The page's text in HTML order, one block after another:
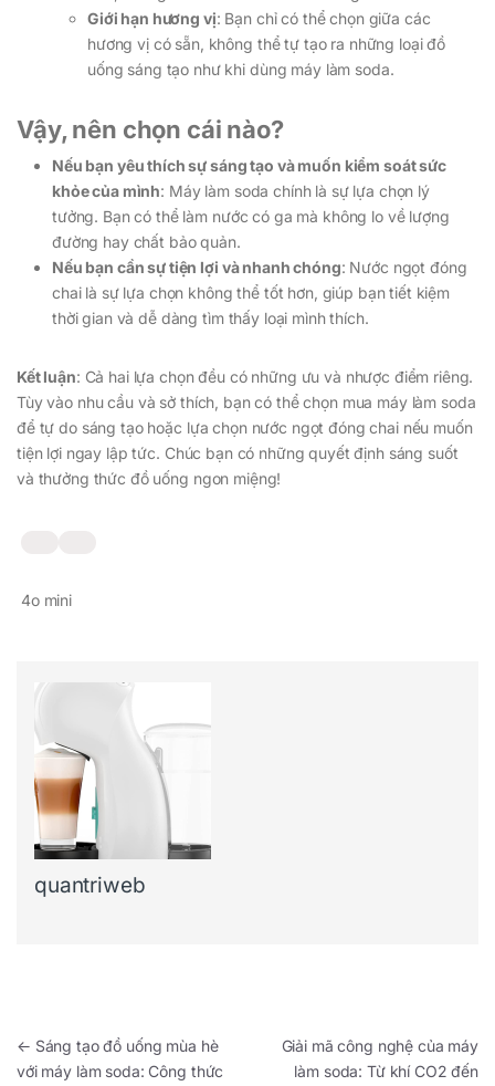
Giới hạn hương vị: Bạn chỉ có thể chọn giữa các
hương vị có sẵn, không thể tự tạo ra những loại đồ
uống sáng tạo như khi dùng máy làm soda.
Vậy, nên chọn cái nào?
Nếu bạn yêu thích sự sáng tạo và muốn kiểm soát sức
khỏe của mình: Máy làm soda chính là sự lựa chọn lý
tưởng. Bạn có thể làm nước có ga mà không lo về lượng
đường hay chất bảo quản.
Nếu bạn cần sự tiện lợi và nhanh chóng: Nước ngọt đóng
chai là sự lựa chọn không thể tốt hơn, giúp bạn tiết kiệm
thời gian và dễ dàng tìm thấy loại mình thích.
Kết luận: Cả hai lựa chọn đều có những ưu và nhược điểm riêng.
Tùy vào nhu cầu và sở thích, bạn có thể chọn mua máy làm soda
để tự do sáng tạo hoặc lựa chọn nước ngọt đóng chai nếu muốn
tiện lợi ngay lập tức. Chúc bạn có những quyết định sáng suốt
và thưởng thức đồ uống ngon miệng!
4o mini
quantriweb
Điều hướng bài viết
← Sáng tạo đồ uống mùa hè
với máy làm soda: Công thức
Giải mã công nghệ của máy
làm soda: Từ khí CO2 đến